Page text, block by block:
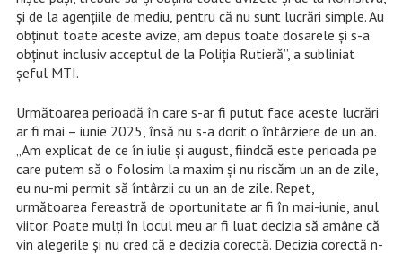
şi de la agenţiile de mediu, pentru că nu sunt lucrări simple. Au
obţinut toate aceste avize, am depus toate dosarele şi s-a
obţinut inclusiv acceptul de la Poliţia Rutieră”, a subliniat
şeful MTI.
Următoarea perioadă în care s-ar fi putut face aceste lucrări
ar fi mai – iunie 2025, însă nu s-a dorit o întârziere de un an.
„Am explicat de ce în iulie şi august, fiindcă este perioada pe
care putem să o folosim la maxim şi nu riscăm un an de zile,
eu nu-mi permit să întârzii cu un an de zile. Repet,
următoarea fereastră de oportunitate ar fi în mai-iunie, anul
viitor. Poate mulţi în locul meu ar fi luat decizia să amâne că
vin alegerile şi nu cred că e decizia corectă. Decizia corectă n-